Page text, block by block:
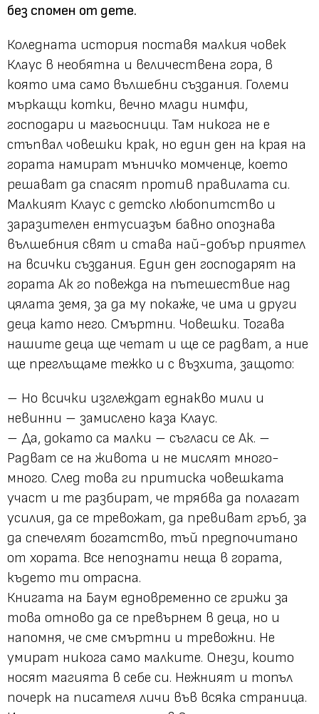
без спомен от дете.
Коледната история поставя малкия човек
Клаус в необятна и величествена гора, в
която има само вълшебни създания. Големи
мъркащи котки, вечно млади нимфи,
господари и магьосници. Там никога не е
стъпвал човешки крак, но един ден на края на
гората намират мъничко момченце, което
решават да спасят против правилата си.
Малкият Клаус с детско любопитство и
заразителен ентусиазъм бавно опознава
вълшебния свят и става най-добър приятел
на всички създания. Един ден господарят на
гората Ак го повежда на пътешествие над
цялата земя, за да му покаже, че има и други
деца като него. Смъртни. Човешки. Тогава
нашите деца ще четат и ще се радват, а ние
ще преглъщаме тежко и с възхита, защото:
– Но всички изглеждат еднакво мили и
невинни – замислено каза Клаус.
– Да, докато са малки – съгласи се Ак. –
Радват се на живота и не мислят много-
много. След това ги притиска човешката
участ и те разбират, че трябва да полагат
усилия, да се тревожат, да превиват гръб, за
да спечелят богатство, тъй предпочитано
от хората. Все непознати неща в гората,
където ти отрасна.
Книгата на Баум едновременно се грижи за
това отново да се превърнем в деца, но и
напомня, че сме смъртни и тревожни. Не
умират никога само малките. Онези, които
носят магията в себе си. Нежният и топъл
почерк на писателя личи във всяка страница.